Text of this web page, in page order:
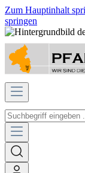
Zum Hauptinhalt
springen